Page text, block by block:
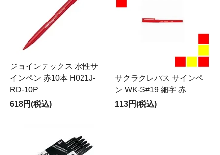
ジョインテックス 水性サ
インペン 赤10本 H021J-
RD-10P
618円(税込)
サクラクレパス サインペ
ン WK-S#19 細字 赤
113円(税込)